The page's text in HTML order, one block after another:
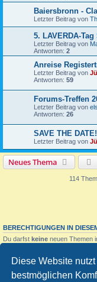
Diese Website
bestmöglichen
Baiersbronn -
Letzter Beitrag von
5. LAVERDA-
Letzter Beitrag von
Antworten: 2
Anreise
Letzter Beitrag von
Antworten: 59
Forums-Treffen
Letzter Beitrag von
Antworten: 26
SAVE THE
Letzter Beitrag von
Neues Thema
114
BERECHTIGUNGEN IN
Du darfst keine neuen Themen
Du darfst deine Beiträge in
Du darfstkeineDateianhänge in